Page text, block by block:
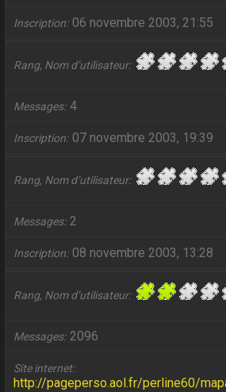
Inscription 06 novembre 2003, 21:55
Rang, Nom d’utilisateur
Messages 4
Inscription 07 novembre 2003, 19:39
Rang, Nom d’utilisateur
Messages 2
Inscription 08 novembre 2003, 13:28
Rang, Nom d’utilisateur
Messages 2096
Site internet
http://pageperso.aol.fr/perline60/